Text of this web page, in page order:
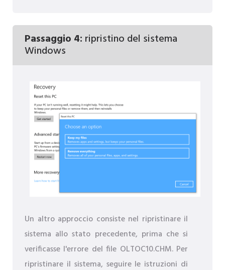
Passaggio 4: ripristino del sistema
Windows
Un altro approccio consiste nel ripristinare il
sistema allo stato precedente, prima che si
verificasse l'errore del file OLTOC10.CHM. Per
ripristinare il sistema, seguire le istruzioni di